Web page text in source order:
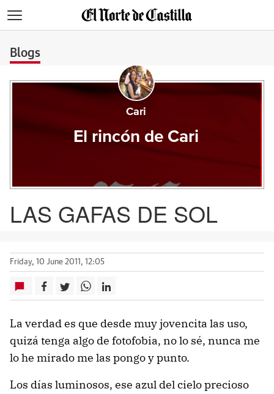
Blogs
Cari
El rincón de Cari
LAS GAFAS DE SOL
Friday, 10 June 2011, 12:05
La verdad es que desde muy jovencita las uso,
quizá tenga algo de fotofobia, no lo sé, nunca me
lo he mirado me las pongo y punto.
Los días luminosos, ese azul del cielo precioso